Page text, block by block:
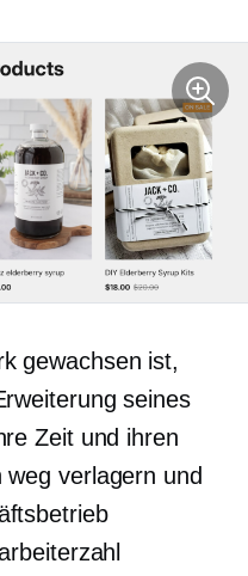
gewachsen ist,
seines
Zeit und ihren
verlagern und